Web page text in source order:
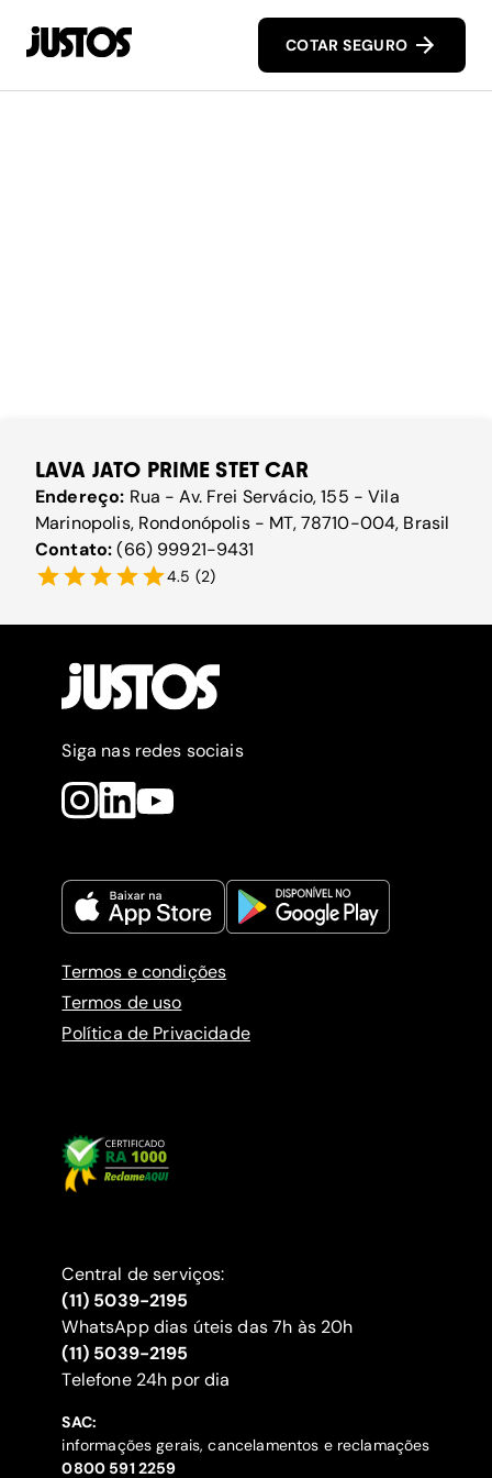
COTAR SEGURO
LAVA JATO PRIME STET CAR
Endereço: Rua - Av. Frei Servácio, 155 - Vila
Marinopolis, Rondonópolis - MT, 78710-004, Brasil
Contato:(66) 99921-9431
4.5 (2)
Siga nas redes sociais
Termos e condições
Termos de uso
Política de Privacidade
Central de serviços:
(11) 5039-2195
WhatsApp dias úteis das 7h às 20h
(11) 5039-2195
‍Telefone 24h por dia
SAC:
informações gerais, cancelamentos e reclamações
‍0800 591 2259